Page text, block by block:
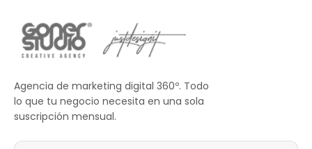
Agencia de marketing digital 360º. Todo
lo que tu negocio necesita en una sola
suscripción mensual.